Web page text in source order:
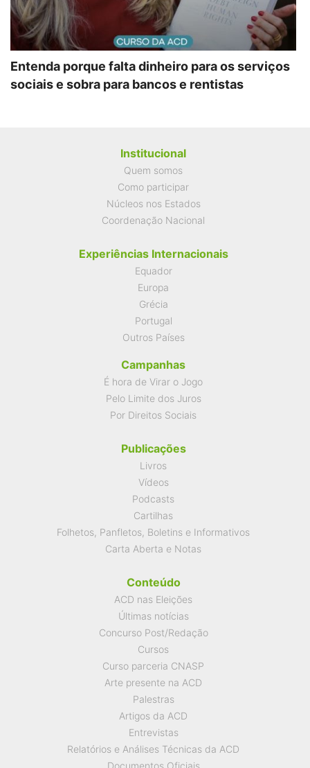
Entenda porque falta dinheiro para os serviços
sociais e sobra para bancos e rentistas
Institucional
Quem somos
Como participar
Núcleos nos Estados
Coordenação Nacional
Experiências Internacionais
Equador
Europa
Grécia
Portugal
Outros Países
Campanhas
É hora de Virar o Jogo
Pelo Limite dos Juros
Por Direitos Sociais
Publicações
Livros
Vídeos
Podcasts
Cartilhas
Folhetos, Panfletos, Boletins e Informativos
Carta Aberta e Notas
Conteúdo
ACD nas Eleições
Últimas notícias
Concurso Post/Redação
Cursos
Curso parceria CNASP
Arte presente na ACD
Palestras
Artigos da ACD
Entrevistas
Relatórios e Análises Técnicas da ACD